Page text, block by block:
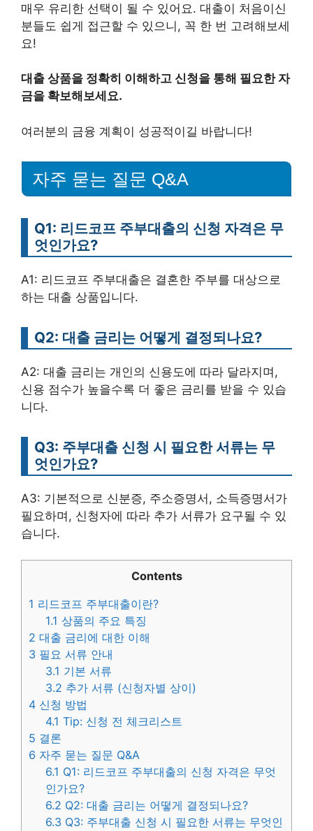
매우 유리한 선택이 될 수 있어요. 대출이 처음이신
분들도 쉽게 접근할 수 있으니, 꼭 한 번 고려해보세
요!
대출 상품을 정확히 이해하고 신청을 통해 필요한 자
금을 확보해보세요.
여러분의 금융 계획이 성공적이길 바랍니다!
자주 묻는 질문 Q&A
Q1: 리드코프 주부대출의 신청 자격은 무
엇인가요?
A1: 리드코프 주부대출은 결혼한 주부를 대상으로
하는 대출 상품입니다.
Q2: 대출 금리는 어떻게 결정되나요?
A2: 대출 금리는 개인의 신용도에 따라 달라지며,
신용 점수가 높을수록 더 좋은 금리를 받을 수 있습
니다.
Q3: 주부대출 신청 시 필요한 서류는 무
엇인가요?
A3: 기본적으로 신분증, 주소증명서, 소득증명서가
필요하며, 신청자에 따라 추가 서류가 요구될 수 있
습니다.
Contents
1 리드코프 주부대출이란?
1.1 상품의 주요 특징
2 대출 금리에 대한 이해
3 필요 서류 안내
3.1 기본 서류
3.2 추가 서류 (신청자별 상이)
4 신청 방법
4.1 Tip: 신청 전 체크리스트
5 결론
6 자주 묻는 질문 Q&A
6.1 Q1: 리드코프 주부대출의 신청 자격은 무엇
인가요?
6.2 Q2: 대출 금리는 어떻게 결정되나요?
6.3 Q3: 주부대출 신청 시 필요한 서류는 무엇인